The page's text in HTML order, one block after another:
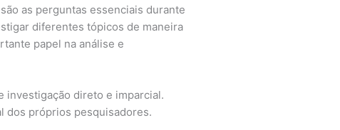
as perguntas essenciais durante
diferentes tópicos de maneira
papel na análise e
investigação direto e imparcial.
dos próprios pesquisadores.